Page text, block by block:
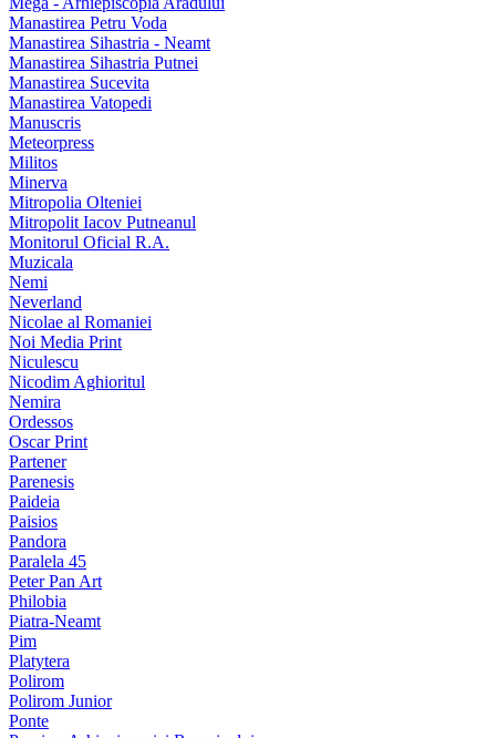
Manastirea Petru Voda
Manastirea Sihastria - Neamt
Manastirea Sihastria Putnei
Manastirea Sucevita
Manastirea Vatopedi
Manuscris
Meteorpress
Militos
Minerva
Mitropolia Olteniei
Mitropolit Iacov Putneanul
Monitorul Oficial R.A.
Muzicala
Nemi
Neverland
Nicolae al Romaniei
Noi Media Print
Niculescu
Nicodim Aghioritul
Nemira
Ordessos
Oscar Print
Partener
Parenesis
Paideia
Paisios
Pandora
Paralela 45
Peter Pan Art
Philobia
Piatra-Neamt
Pim
Platytera
Polirom
Polirom Junior
Ponte